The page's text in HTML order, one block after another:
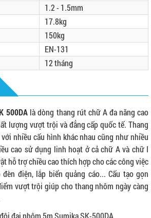
1.2 - 1.5mm
17.8kg
150kg
EN-131
12 tháng
500DA là dòng thang rút chữ A đa năng cao
lượng vượt trội và đẳng cấp quốc tế. Thang
nhiều cấu hình khác nhau cũng như nhiều
cao sử dụng linh hoạt ở cả chữ A và chữ I
hỗ trợ chiều cao thích hợp cho các công việc
điện, lắp biển quảng cáo... Cấu tạo gọn
vượt trội giúp cho thang nhôm ngày càng